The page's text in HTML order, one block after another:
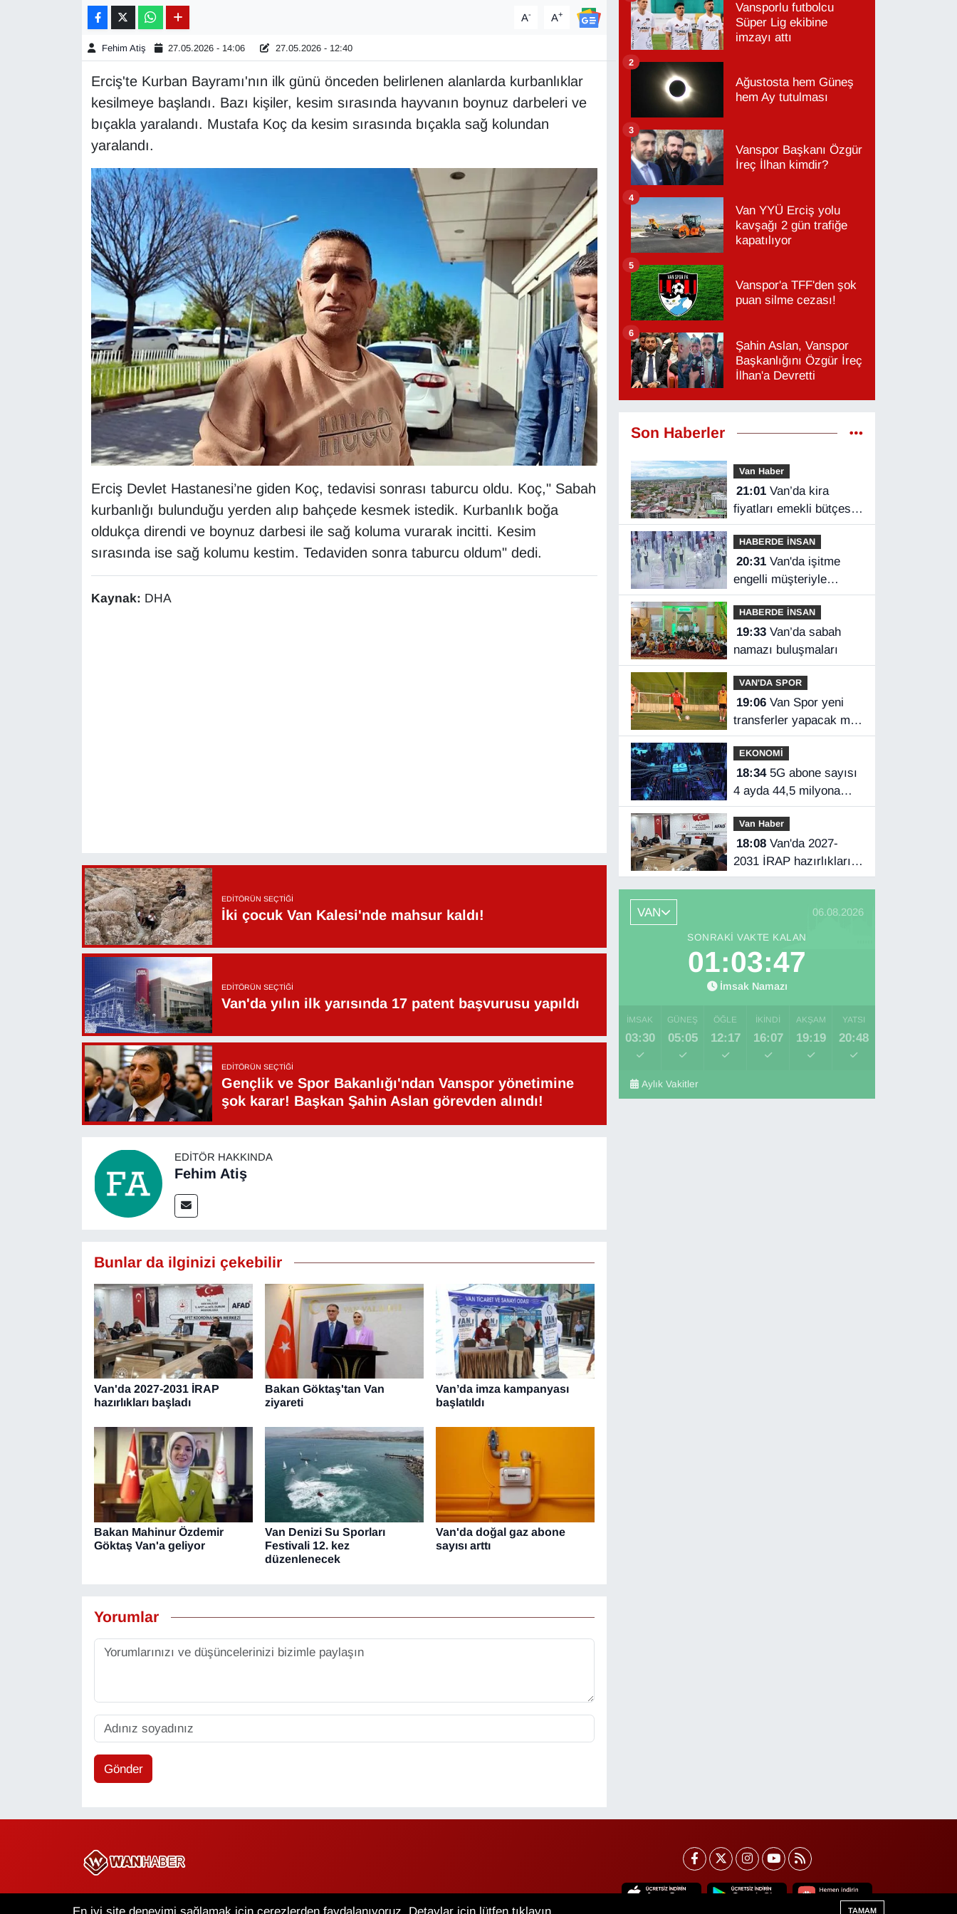
A- A+
Fehim Atiş 27.05.2026 - 14:06 27.05.2026 - 12:40
Erciş'te Kurban Bayramı'nın ilk günü önceden belirlenen alanlarda kurbanlıklar
kesilmeye başlandı. Bazı kişiler, kesim sırasında hayvanın boynuz darbeleri ve
bıçakla yaralandı. Mustafa Koç da kesim sırasında bıçakla sağ kolundan
yaralandı.
Erciş Devlet Hastanesi’ne giden Koç, tedavisi sonrası taburcu oldu. Koç," Sabah
kurbanlığı bulunduğu yerden alıp bahçede kesmek istedik. Kurbanlık boğa
oldukça direndi ve boynuz darbesi ile sağ koluma vurarak incitti. Kesim
sırasında ise sağ kolumu kestim. Tedaviden sonra taburcu oldum" dedi.
Kaynak: DHA
EDITÖRÜN SEÇTIĞI
İki çocuk Van Kalesi'nde mahsur kaldı!
EDITÖRÜN SEÇTIĞI
Van'da yılın ilk yarısında 17 patent başvurusu yapıldı
EDITÖRÜN SEÇTIĞI
Gençlik ve Spor Bakanlığı'ndan Vanspor yönetimine
şok karar! Başkan Şahin Aslan görevden alındı!
EDITÖR HAKKINDA
Fehim Atiş
Bunlar da ilginizi çekebilir
Van'da 2027-2031 İRAP
hazırlıkları başladı
Bakan Göktaş'tan Van
ziyareti
Van’da imza kampanyası
başlatıldı
Bakan Mahinur Özdemir
Göktaş Van'a geliyor
Van Denizi Su Sporları
Festivali 12. kez
düzenlenecek
Van'da doğal gaz abone
sayısı arttı
Yorumlar
Gönder
Vansporlu futbolcu
Süper Lig ekibine
imzayı attı
Ağustosta hem Güneş
hem Ay tutulması
2
Vanspor Başkanı Özgür
İreç İlhan kimdir?
3
Van YYÜ Erciş yolu
kavşağı 2 gün trafiğe
kapatılıyor
4
Vanspor'a TFF'den şok
puan silme cezası!
5
Şahin Aslan, Vanspor
Başkanlığını Özgür İreç
İlhan'a Devretti
6
Son Haberler
Van Haber
21:01Van’da kira
fiyatları emekli bütçesini
zorluyor
HABERDE İNSAN
20:31Van'da işitme
engelli müşteriyle
halaylı pazarlık
gülümsetti
HABERDE İNSAN
19:33Van’da sabah
namazı buluşmaları
VAN'DA SPOR
19:06Van Spor yeni
transferler yapacak mı?
Başkan Özgür İreç İlhan
açıkladı
EKONOMİ
18:345G abone sayısı
4 ayda 44,5 milyona
ulaştı
Van Haber
18:08Van'da 2027-
2031 İRAP hazırlıkları
başladı
VAN 06.08.2026
SONRAKI VAKTE KALAN
01:03:46
İmsak Namazı
İMSAK
03:30
GÜNEŞ
05:05
ÖĞLE
12:17
İKINDI
16:07
AKŞAM
19:19
YATSI
20:48
Aylık Vakitler
TAMAM
Gündem
HABERDE İNSAN
Kamu Alımları
Kim Kimdir?
Kültür & Sanat
MAGAZİN
POLİTİKA
Resmi İlanlar
RÖPORTAJ
VAN'DA SPOR